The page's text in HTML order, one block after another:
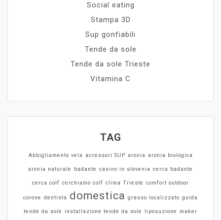
Social eating
Stampa 3D
Sup gonfiabili
Tende da sole
Tende da sole Trieste
Vitamina C
TAG
Abbigliamento vela accessori SUP aronia aronia biologica
aronia naturale badante casino in slovenia cerca badante
cerca colf cerchiamo colf clima Trieste comfort outdoor
corone dentista domestica grasso localizzato guida
tende da sole installazione tende da sole liposuzione maker